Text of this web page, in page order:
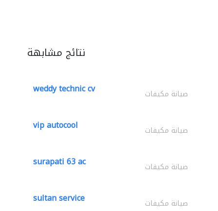
نتائج مشابهة
weddy technic cv صيانة مكيفات
vip autocool صيانة مكيفات
surapati 63 ac صيانة مكيفات
sultan service صيانة مكيفات